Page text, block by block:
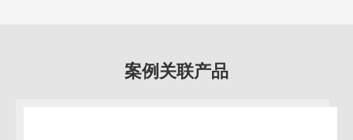
案例关联产品